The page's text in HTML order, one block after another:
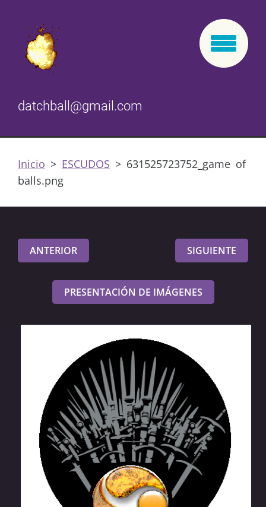
datchball@gmail.com
Inicio > ESCUDOS > 631525723752_game of
balls.png
ANTERIOR SIGUIENTE
PRESENTACIÓN DE IMÁGENES